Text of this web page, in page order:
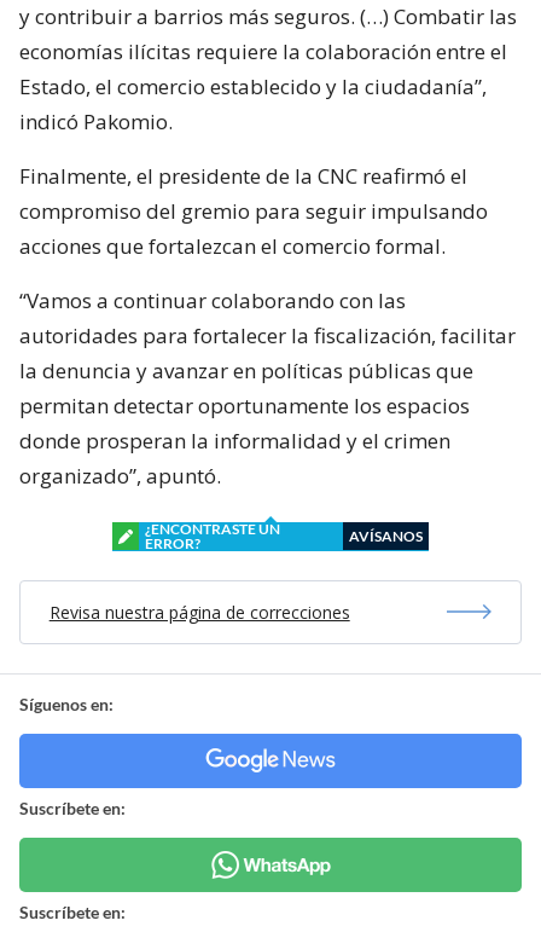
y contribuir a barrios más seguros. (…) Combatir las
economías ilícitas requiere la colaboración entre el
Estado, el comercio establecido y la ciudadanía”,
indicó Pakomio.
Finalmente, el presidente de la CNC reafirmó el
compromiso del gremio para seguir impulsando
acciones que fortalezcan el comercio formal.
“Vamos a continuar colaborando con las
autoridades para fortalecer la fiscalización, facilitar
la denuncia y avanzar en políticas públicas que
permitan detectar oportunamente los espacios
donde prosperan la informalidad y el crimen
organizado”, apuntó.
¿ENCONTRASTE UN
ERROR?
AVÍSANOS
Revisa nuestra página de correcciones
Síguenos en:
Suscríbete en:
Suscríbete en: